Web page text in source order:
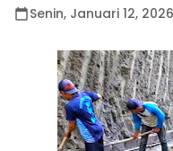
Senin, Januari 12, 2026